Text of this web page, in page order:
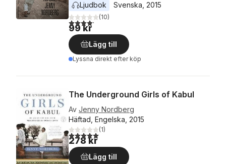
Ljudbok
Svenska 2015
4,2utav 5 stjärnor. Totalt antal röster:
(10)
99 kr
Lägg till
Lyssna direkt efter köp
The Underground Girls of Kabul
Av Jenny Nordberg
Häftad, Engelska, 2015
5,0utav 5 stjärnor. Totalt antal röster:
(1)
278 kr
Lägg till